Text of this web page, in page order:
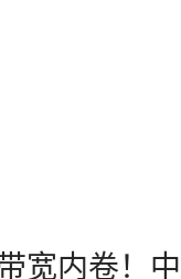
宽内卷！中